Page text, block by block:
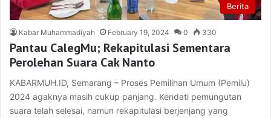
Berita
Kabar Muhammadiyah February 19, 2024 0 330
Pantau CalegMu; Rekapitulasi Sementara
Perolehan Suara Cak Nanto
KABARMUH.ID, Semarang – Proses Pemilihan Umum (Pemilu)
2024 agaknya masih cukup panjang. Kendati pemungutan
suara telah selesai, namun rekapitulasi berjenjang yang